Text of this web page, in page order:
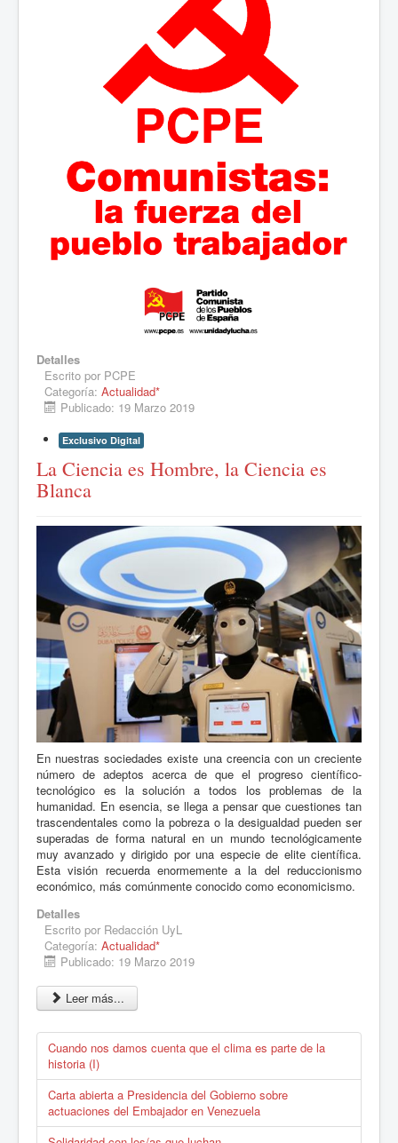
Detalles
Escrito por PCPE
Categoría: Actualidad*
Publicado: 19 Marzo 2019
Exclusivo Digital
La Ciencia es Hombre, la Ciencia es
Blanca
En nuestras sociedades existe una creencia con un creciente
número de adeptos acerca de que el progreso científico-
tecnológico es la solución a todos los problemas de la
humanidad. En esencia, se llega a pensar que cuestiones tan
trascendentales como la pobreza o la desigualdad pueden ser
superadas de forma natural en un mundo tecnológicamente
muy avanzado y dirigido por una especie de elite científica.
Esta visión recuerda enormemente a la del reduccionismo
económico, más comúnmente conocido como economicismo.
Detalles
Escrito por Redacción UyL
Categoría: Actualidad*
Publicado: 19 Marzo 2019
Leer más...
Cuando nos damos cuenta que el clima es parte de la
historia (I)
Carta abierta a Presidencia del Gobierno sobre
actuaciones del Embajador en Venezuela